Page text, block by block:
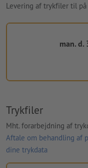
Levering af trykfiler til på
man. d.
Trykfiler
Mht. forarbejdning af
Aftale om behandling af
dine trykdata